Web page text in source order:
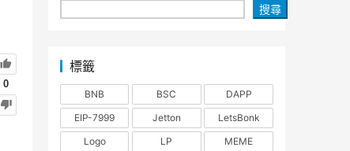
0
搜尋
標籤
BNB BSC
DAPP
EIP-7999
Jetton
LetsBonk
Logo
LP
MEME